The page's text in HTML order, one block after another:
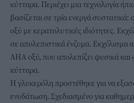
κύτταρα. Περιέχει μια τεχνολογία
βασίζεται σε τρία ενεργά συστατικά:
οξύ με κερατολυτικές ιδιότητες.
σε απολεπιστικά ένζυμα. Εκχύλισμα
AHA οξύ, που απολεπίζει φυσικά και
κύτταρα.
Η γλυκερόλη προστέθηκε για να
ενυδάτωση. Σχεδιασμένο για